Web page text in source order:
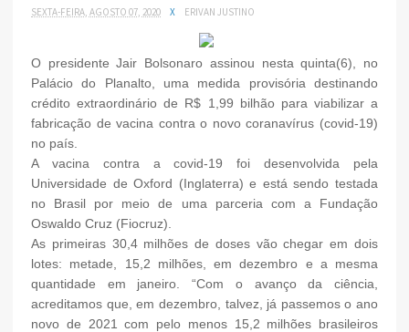
SEXTA-FEIRA, AGOSTO 07, 2020 X ERIVAN JUSTINO
O presidente Jair Bolsonaro assinou nesta quinta(6), no
Palácio do Planalto, uma medida provisória destinando
crédito extraordinário de R$ 1,99 bilhão para viabilizar a
fabricação de vacina contra o novo coranavírus (covid-19)
no país.
A vacina contra a covid-19 foi desenvolvida pela
Universidade de Oxford (Inglaterra) e está sendo testada
no Brasil por meio de uma parceria com a Fundação
Oswaldo Cruz (Fiocruz).
As primeiras 30,4 milhões de doses vão chegar em dois
lotes: metade, 15,2 milhões, em dezembro e a mesma
quantidade em janeiro. “Com o avanço da ciência,
acreditamos que, em dezembro, talvez, já passemos o ano
novo de 2021 com pelo menos 15,2 milhões brasileiros